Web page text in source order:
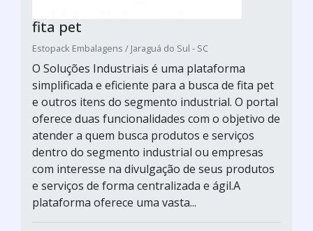
fita pet
Estopack Embalagens / Jaraguá do Sul - SC
O Soluções Industriais é uma plataforma
simplificada e eficiente para a busca de fita pet
e outros itens do segmento industrial. O portal
oferece duas funcionalidades com o objetivo de
atender a quem busca produtos e serviços
dentro do segmento industrial ou empresas
com interesse na divulgação de seus produtos
e serviços de forma centralizada e ágil.A
plataforma oferece uma vasta...